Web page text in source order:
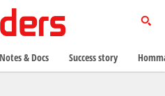
Notes & Docs Success story